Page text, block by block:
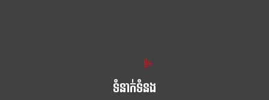
ខ្លឹម ខ្លី រហ័ស
ទំនាក់ទំនង